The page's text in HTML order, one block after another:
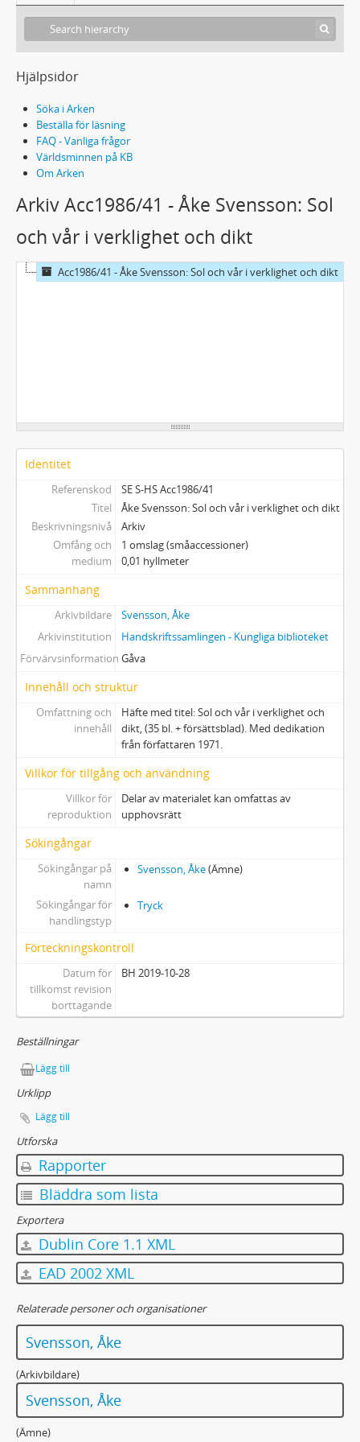
Hjälpsidor
Söka i Arken
Beställa för läsning
FAQ - Vanliga frågor
Världsminnen på KB
Om Arken
Arkiv Acc1986/41 - Åke Svensson: Sol
och vår i verklighet och dikt
Acc1986/41 - Åke Svensson: Sol och vår i verklighet och dikt
Identitet
Referenskod
SE S-HS Acc1986/41
Titel
Åke Svensson: Sol och vår i verklighet och dikt
Beskrivningsnivå
Arkiv
Omfång och
medium
1 omslag (småaccessioner)
0,01 hyllmeter
Sammanhang
Arkivbildare
Svensson, Åke
Arkivinstitution
Handskriftssamlingen - Kungliga biblioteket
Förvärvsinformation Gåva
Innehåll och struktur
Omfattning och
innehåll
Häfte med titel: Sol och vår i verklighet och
dikt, (35 bl. + försättsblad). Med dedikation
från författaren 1971.
Villkor för tillgång och användning
Villkor för
reproduktion
Delar av materialet kan omfattas av
upphovsrätt
Sökingångar
Sökingångar på
namn
Svensson, Åke(Ämne)
Sökingångar för
handlingstyp
Tryck
Förteckningskontroll
Datum för
tillkomst revision
borttagande
BH 2019-10-28
Beställningar
Lägg till
Urklipp
Lägg till
Utforska
Rapporter
Bläddra som lista
Exportera
Dublin Core 1.1 XML
EAD 2002 XML
Relaterade personer och organisationer
Svensson, Åke
(Arkivbildare)
Svensson, Åke
(Ämne)